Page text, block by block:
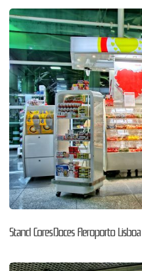
Stand CoresDoces Aeroporto Lisboa